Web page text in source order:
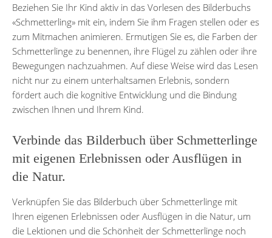
Beziehen Sie Ihr Kind aktiv in das Vorlesen des Bilderbuchs
«Schmetterling» mit ein, indem Sie ihm Fragen stellen oder es
zum Mitmachen animieren. Ermutigen Sie es, die Farben der
Schmetterlinge zu benennen, ihre Flügel zu zählen oder ihre
Bewegungen nachzuahmen. Auf diese Weise wird das Lesen
nicht nur zu einem unterhaltsamen Erlebnis, sondern
fördert auch die kognitive Entwicklung und die Bindung
zwischen Ihnen und Ihrem Kind.
Verbinde das Bilderbuch über Schmetterlinge
mit eigenen Erlebnissen oder Ausflügen in
die Natur.
Verknüpfen Sie das Bilderbuch über Schmetterlinge mit
Ihren eigenen Erlebnissen oder Ausflügen in die Natur, um
die Lektionen und die Schönheit der Schmetterlinge noch